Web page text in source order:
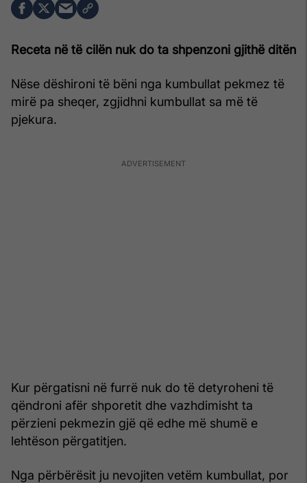
Receta në të cilën nuk do ta shpenzoni gjithë ditën
Nëse dëshironi të bëni nga kumbullat pekmez të
mirë pa sheqer, zgjidhni kumbullat sa më të
pjekura.
Kur përgatisni në furrë nuk do të detyroheni të
qëndroni afër shporetit dhe vazhdimisht ta
përzieni pekmezin gjë që edhe më shumë e
lehtëson përgatitjen.
Nga përbërësit ju nevojiten vetëm kumbullat, por